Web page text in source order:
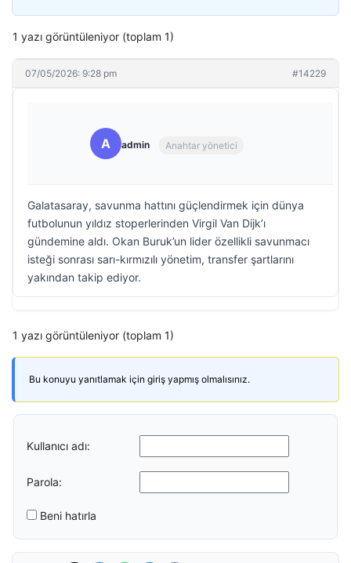
1 yazı görüntüleniyor (toplam 1)
07/05/2026: 9:28 pm #14229
A admin Anahtar yönetici
Galatasaray, savunma hattını güçlendirmek için dünya
futbolunun yıldız stoperlerinden Virgil Van Dijk’ı
gündemine aldı. Okan Buruk’un lider özellikli savunmacı
isteği sonrası sarı-kırmızılı yönetim, transfer şartlarını
yakından takip ediyor.
1 yazı görüntüleniyor (toplam 1)
Bu konuyu yanıtlamak için giriş yapmış olmalısınız.
Kullanıcı adı:
Parola:
Beni hatırla